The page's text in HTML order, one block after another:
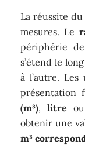
La réussite
mesures. Le
périphérie
s’étend le long
à l’autre.
présentation
(m³),litre ou
obtenir une
m³